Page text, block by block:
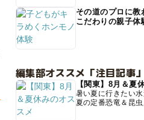
その道のプロに教
こだわりの親子体
編集部オススメ「注目記事」
【関東】8月＆夏
暑い夏に行きたい
夏の定番恐竜＆昆虫